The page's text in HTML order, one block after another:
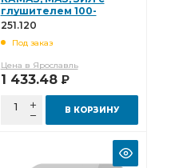
глушителем 100-
3518010-10 (аналог РААЗ
251.120
251.120
Под заказ
Цена в Ярославль
1 433.48 Р
В КОРЗИНУ